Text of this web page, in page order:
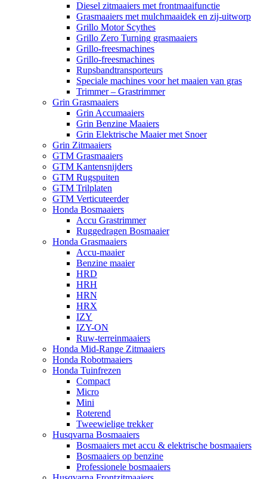
Diesel zitmaaiers met frontmaaifunctie
Grasmaaiers met mulchmaaidek en zij-uitworp
Grillo Motor Scythes
Grillo Zero Turning grasmaaiers
Grillo-freesmachines
Grillo-freesmachines
Rupsbandtransporteurs
Speciale machines voor het maaien van gras
Trimmer – Grastrimmer
Grin Grasmaaiers
Grin Accumaaiers
Grin Benzine Maaiers
Grin Elektrische Maaier met Snoer
Grin Zitmaaiers
GTM Grasmaaiers
GTM Kantensnijders
GTM Rugspuiten
GTM Trilplaten
GTM Verticuteerder
Honda Bosmaaiers
Accu Grastrimmer
Ruggedragen Bosmaaier
Honda Grasmaaiers
Accu-maaier
Benzine maaier
HRD
HRH
HRN
HRX
IZY
IZY-ON
Ruw-terreinmaaiers
Honda Mid-Range Zitmaaiers
Honda Robotmaaiers
Honda Tuinfrezen
Compact
Micro
Mini
Roterend
Tweewielige trekker
Husqvarna Bosmaaiers
Bosmaaiers met accu & elektrische bosmaaiers
Bosmaaiers op benzine
Professionele bosmaaiers